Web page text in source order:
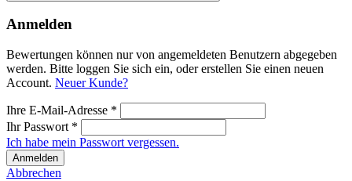
Anmelden
Bewertungen können nur von angemeldeten Benutzern abgegeben
werden. Bitte loggen Sie sich ein, oder erstellen Sie einen neuen
Account. Neuer Kunde?
Ihre E-Mail-Adresse *
Ihr Passwort *
Ich habe mein Passwort vergessen.
Anmelden
Abbrechen